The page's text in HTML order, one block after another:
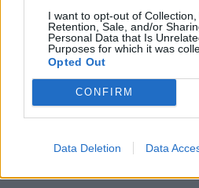
I want to opt-out of Collection,
Retention, Sale, and/or
Personal Data that Is
Purposes for which it was
Opted Out
CONFIRM
Data Deletion Data
5
VIIHDEUUTISET